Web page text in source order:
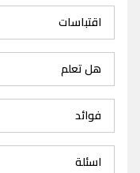
اقتباسات
هل تعلم
فوائد
اسئلة